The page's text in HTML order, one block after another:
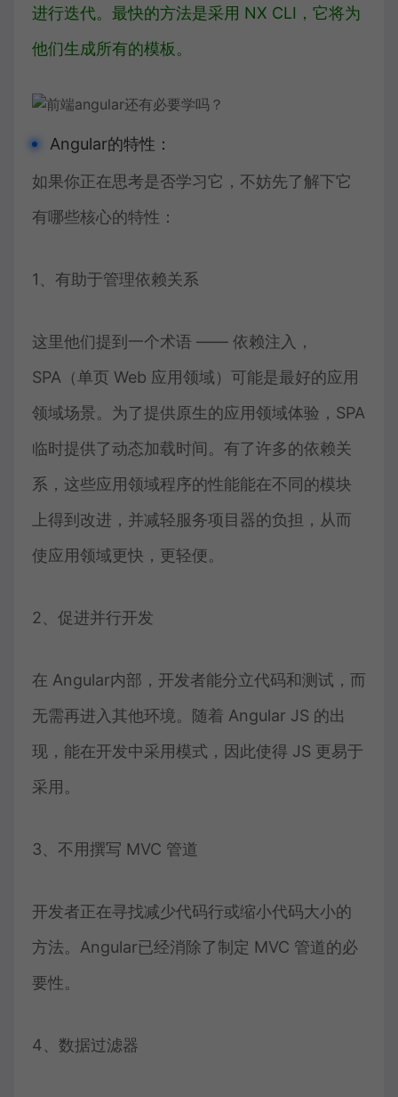
进行迭代。最快的方法是采用 NX CLI，它将为
他们生成所有的模板。
Angular的特性：
如果你正在思考是否学习它，不妨先了解下它
有哪些核心的特性：
1、有助于管理依赖关系
这里他们提到一个术语 —— 依赖注入，
SPA（单页 Web 应用领域）可能是最好的应用
领域场景。为了提供原生的应用领域体验，SPA
临时提供了动态加载时间。有了许多的依赖关
系，这些应用领域程序的性能能在不同的模块
上得到改进，并减轻服务项目器的负担，从而
使应用领域更快，更轻便。
2、促进并行开发
在 Angular内部，开发者能分立代码和测试，而
无需再进入其他环境。随着 Angular JS 的出
现，能在开发中采用模式，因此使得 JS 更易于
采用。
3、不用撰写 MVC 管道
开发者正在寻找减少代码行或缩小代码大小的
方法。Angular已经消除了制定 MVC 管道的必
要性。
4、数据过滤器